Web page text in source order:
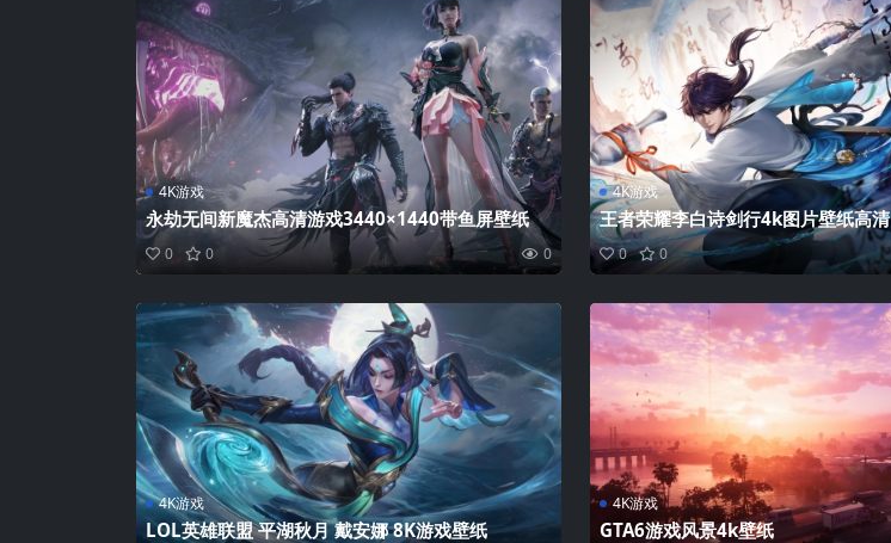
4K游戏
永劫无间新魔杰高清游戏3440×1440带鱼屏壁纸
0 0 0
4K游戏
王者荣耀李白诗剑行4k图片壁纸高清
0 0
4K游戏
LOL英雄联盟 平湖秋月 戴安娜 8K游戏壁纸
4K游戏
GTA6游戏风景4k壁纸